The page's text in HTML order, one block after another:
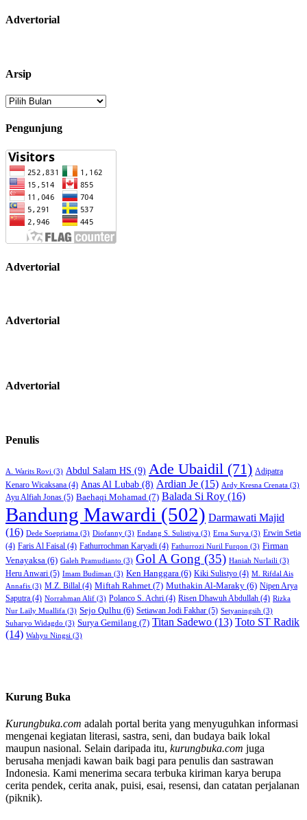
Advertorial
Arsip
Arsip
Pengunjung
Advertorial
Advertorial
Advertorial
Penulis
A. Warits Rovi (3) Abdul Salam HS (9) Ade Ubaidil (71) Adipatra
Kenaro Wicaksana (4) Anas Al Lubab (8) Ardian Je (15) Ardy Kresna Crenata (3)
Ayu Alfiah Jonas (5) Baehaqi Mohamad (7) Balada Si Roy (16)
Bandung Mawardi (502) Darmawati Majid
(16) Dede Soepriatna (3) Diofanny (3) Endang S. Sulistiya (3) Erna Surya (3) Erwin Setia
(4) Faris Al Faisal (4) Fathurrochman Karyadi (4) Fathurrozi Nuril Furqon (3) Firman
Venayaksa (6) Galeh Pramudianto (3) Gol A Gong (35) Haniah Nurlaili (3)
Heru Anwari (5) Imam Budiman (3) Ken Hanggara (6) Kiki Sulistyo (4) M. Rifdal Ais
Annafis (3) M.Z. Billal (4) Miftah Rahmet (7) Muthakin Al-Maraky (6) Nipen Arya
Saputra (4) Norrahman Alif (3) Polanco S. Achri (4) Risen Dhawuh Abdullah (4) Rizka
Nur Laily Muallifa (3) Sejo Qulhu (6) Setiawan Jodi Fakhar (5) Setyaningsih (3)
Suharyo Widagdo (3) Surya Gemilang (7) Titan Sadewo (13) Toto ST Radik
(14) Wahyu Ningsi (3)
Kurung Buka
Kurungbuka.com adalah portal berita yang menyuguhkan informasi
mengenai kegiatan literasi, sastra, seni, dan budaya baik lokal
maupun nasional. Selain daripada itu, kurungbuka.com juga
berusaha menjadi kawan baik bagi para penulis dan sastrawan
Indonesia. Kami menerima secara terbuka kiriman karya berupa
cerita pendek, cerita anak, puisi, esai, resensi, dan catatan perjalanan
(piknik).